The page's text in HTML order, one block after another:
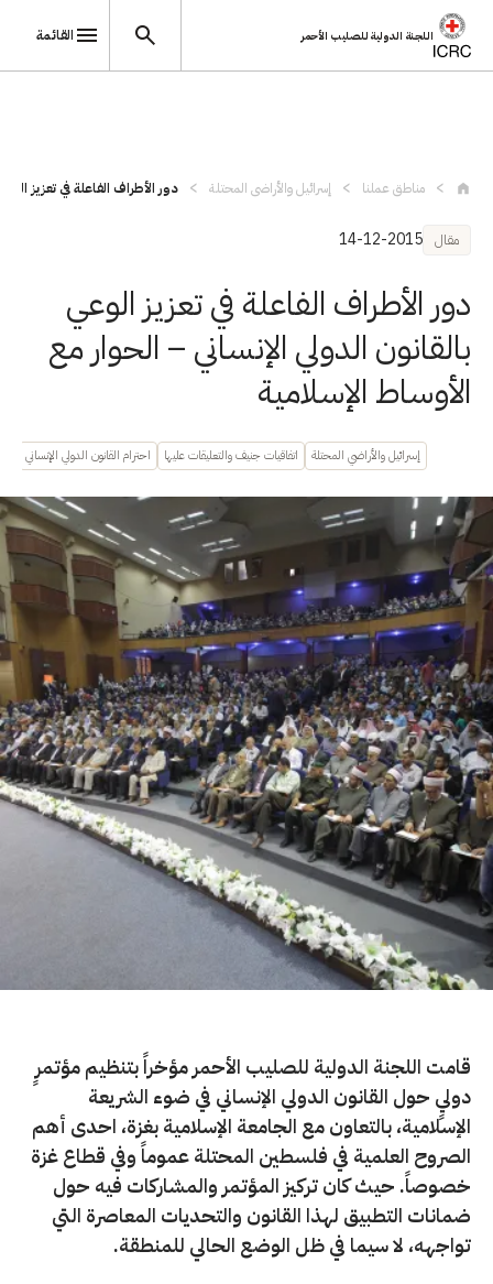
اللجنة الدولية للصليب الأحمر القائمة
مناطق عملنا إسرائيل والأراضي المحتلة دور الأطراف الفاعلة في تعزيز
مقال 14-12-2015
دور الأطراف الفاعلة في تعزيز الوعي
بالقانون الدولي الإنساني – الحوار مع
الأوساط الإسلامية
إسرائيل والأراضي المحتلة اتفاقيات جنيف والتعليقات عليها احترام القانون الدولي الإنساني
قامت اللجنة الدولية للصليب الأحمر مؤخراً بتنظيم مؤتمرٍ
دوليٍ حول القانون الدولي الإنساني في ضوء الشريعة
الإسلامية، بالتعاون مع الجامعة الإسلامية بغزة، احدى أهم
الصروح العلمية في فلسطين المحتلة عموماً وفي قطاع غزة
خصوصاً. حيث كان تركيز المؤتمر والمشاركات فيه حول
ضمانات التطبيق لهذا القانون والتحديات المعاصرة التي
تواجهه، لا سيما في ظل الوضع الحالي للمنطقة.